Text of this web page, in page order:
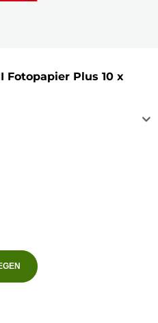
Fotopapier Plus 10 x